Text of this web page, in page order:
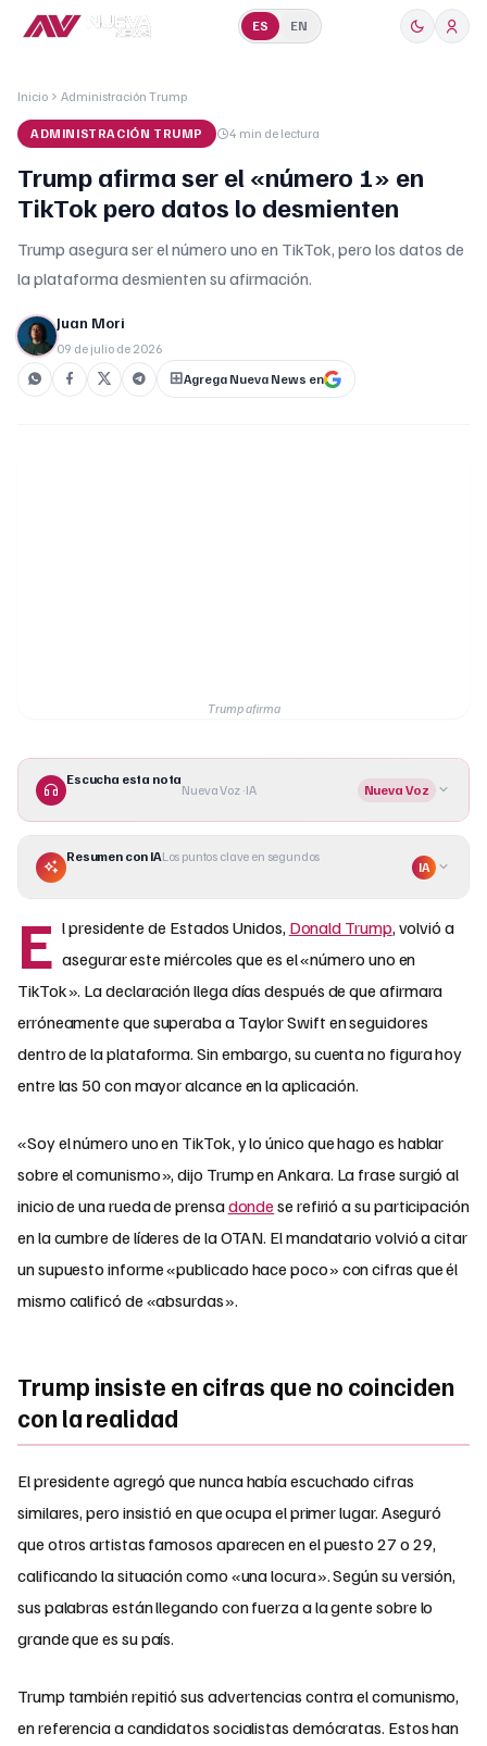
ES EN
Inicio Administración Trump
ADMINISTRACIÓN TRUMP 4 min de lectura
Trump afirma ser el «número 1» en
TikTok pero datos lo desmienten
Trump asegura ser el número uno en TikTok, pero los datos de
la plataforma desmienten su afirmación.
Juan Mori
09 de julio de 2026
Agrega Nueva News en
Trump afirma
Escucha esta nota
Nueva Voz · IA Nueva Voz
Resumen con IALos puntos clave en segundos
IA
E l presidente de Estados Unidos, Donald Trump, volvió a
asegurar este miércoles que es el «número uno en
TikTok». La declaración llega días después de que afirmara
erróneamente que superaba a Taylor Swift en seguidores
dentro de la plataforma. Sin embargo, su cuenta no figura hoy
entre las 50 con mayor alcance en la aplicación.
«Soy el número uno en TikTok, y lo único que hago es hablar
sobre el comunismo», dijo Trump en Ankara. La frase surgió al
inicio de una rueda de prensadonde se refirió a su participación
en la cumbre de líderes de la OTAN. El mandatario volvió a citar
un supuesto informe «publicado hace poco» con cifras que él
mismo calificó de «absurdas».
Trump insiste en cifras que no coinciden
con la realidad
El presidente agregó que nunca había escuchado cifras
similares, pero insistió en que ocupa el primer lugar. Aseguró
que otros artistas famosos aparecen en el puesto 27 o 29,
calificando la situación como «una locura». Según su versión,
sus palabras están llegando con fuerza a la gente sobre lo
grande que es su país.
Trump también repitió sus advertencias contra el comunismo,
en referencia a candidatos socialistas demócratas. Estos han